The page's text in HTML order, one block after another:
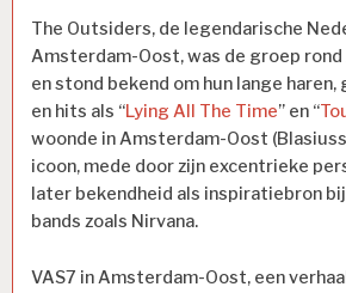
The Outsiders, de legendarische
Amsterdam-Oost, was de groep rond
en stond bekend om hun lange
en hits als “Lying All The Time” en “
woonde in Amsterdam-Oost
icoon, mede door zijn excentrieke
later bekendheid als inspiratiebron
bands zoals Nirvana.
VAS7 in Amsterdam-Oost, een